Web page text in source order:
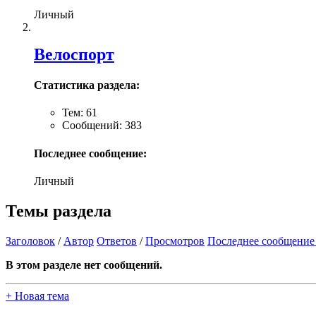
Личный
Велоспорт
Статистика раздела:
Тем: 61
Сообщений: 383
Последнее сообщение:
Личный
Темы раздела
Заголовок / Автор Ответов /Просмотров Последнее сообщение
В этом разделе нет сообщений.
+ Новая тема